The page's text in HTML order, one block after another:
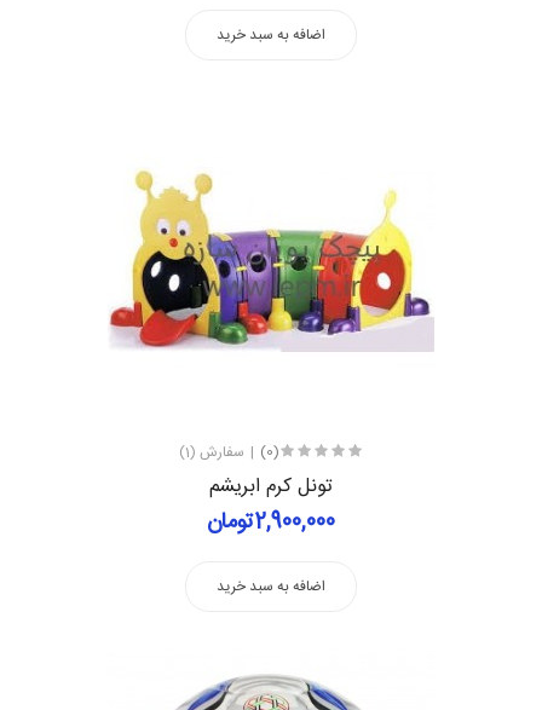
اضافه به سبد خرید
(0) سفارش (1)
تونل کرم ابریشم
2,900,000تومان
اضافه به سبد خرید